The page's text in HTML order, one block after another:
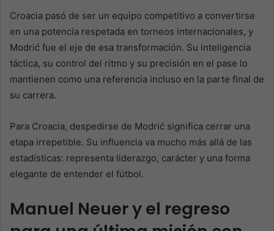
Croacia pasó de ser un equipo competitivo a convertirse
en una potencia respetada en torneos internacionales, y
Modrić fue el eje de esa transformación. Su inteligencia
táctica, su control del ritmo y su precisión en el pase lo
mantienen como una referencia incluso en la parte final de
su carrera.
Para Croacia, despedirse de Modrić significa cerrar una
etapa irrepetible. Su influencia va mucho más allá de las
estadísticas: representa liderazgo, carácter y una forma
elegante de entender el fútbol.
Manuel Neuer y el regreso